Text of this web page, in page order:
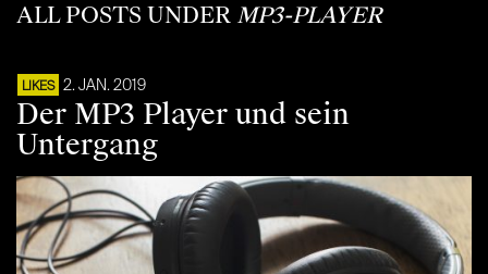
ALL POSTS UNDER MP3-PLAYER
LIKES 2. JAN. 2019
Der MP3 Player und sein
Untergang